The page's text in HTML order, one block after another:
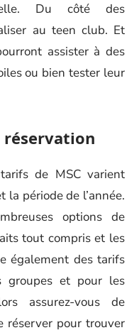
Du côté des
au teen club. Et
assister à des
ou bien tester leur
réservation
de MSC varient
période de l’année.
options de
tout compris et les
également des tarifs
groupes et pour les
assurez-vous de
réserver pour trouver